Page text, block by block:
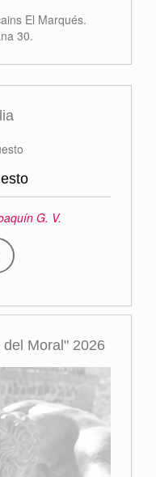
El Marqués.
30.
G. V.
Moral" 2026